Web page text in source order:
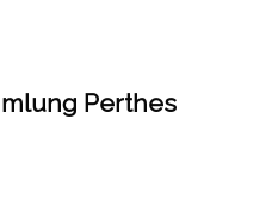
Perthes